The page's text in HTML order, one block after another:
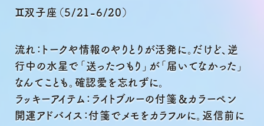
♊双子座（5/21-6/20）
流れ：トークや情報のやりとりが活発に。だけど、逆
行中の水星で「送ったつもり」が「届いてなかった」
なんてことも。確認愛を忘れずに。
ラッキーアイテム：ライトブルーの付箋＆カラーペン
開運アドバイス：付箋でメモをカラフルに。返信前に